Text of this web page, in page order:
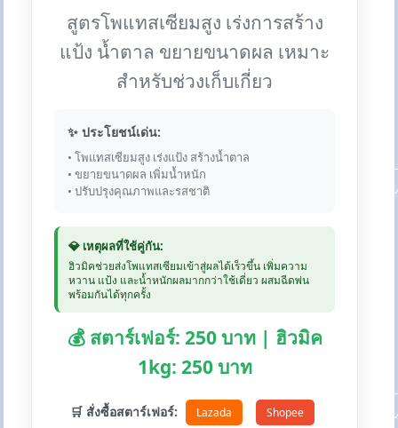
สูตรโพแทสเซียมสูง เร่งการสร้าง
แป้ง น้ำตาล ขยายขนาดผล เหมาะ
สำหรับช่วงเก็บเกี่ยว
✨ ประโยชน์เด่น:
• โพแทสเซียมสูง เร่งแป้ง สร้างน้ำตาล
• ขยายขนาดผล เพิ่มน้ำหนัก
• ปรับปรุงคุณภาพและรสชาติ
💎 เหตุผลที่ใช้คู่กัน:
ฮิวมิคช่วยส่งโพแทสเซียมเข้าสู่ผลได้เร็วขึ้น เพิ่มความ
หวาน แป้ง และน้ำหนักผลมากกว่าใช้เดี่ยว ผสมฉีดพ่น
พร้อมกันได้ทุกครั้ง
💰 สตาร์เฟอร์: 250 บาท | ฮิวมิค
1kg: 250 บาท
🛒 สั่งซื้อสตาร์เฟอร์: Lazada Shopee